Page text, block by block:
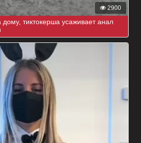
2900
дому, тиктокерша усаживает анал